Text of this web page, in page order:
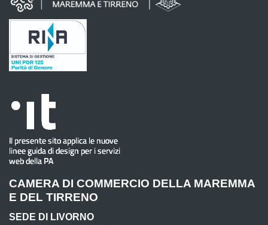
CAMERA DI COMMERCIO DELLA MAREMMA
E DEL TIRRENO
SEDE DI LIVORNO